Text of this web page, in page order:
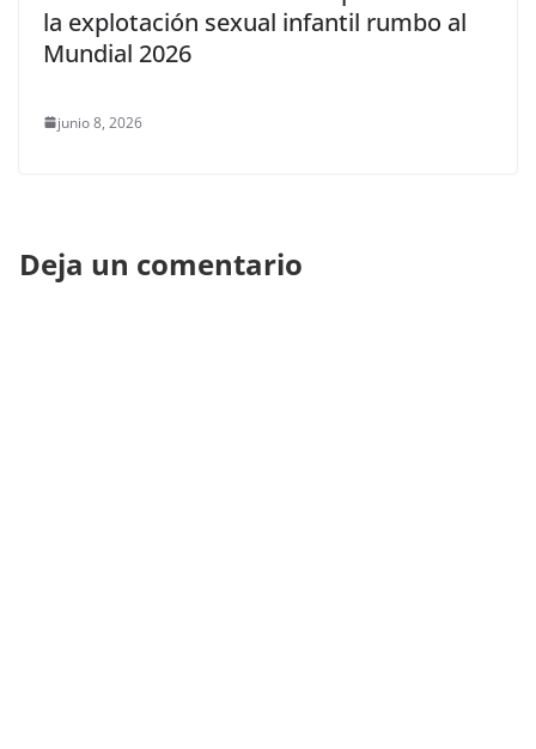
la explotación sexual infantil rumbo al
Mundial 2026
junio 8, 2026
Deja un comentario